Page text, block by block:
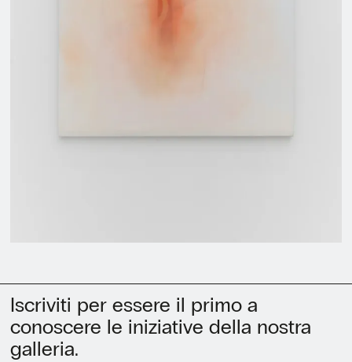
Iscriviti per essere il primo a
conoscere le iniziative della nostra
galleria.